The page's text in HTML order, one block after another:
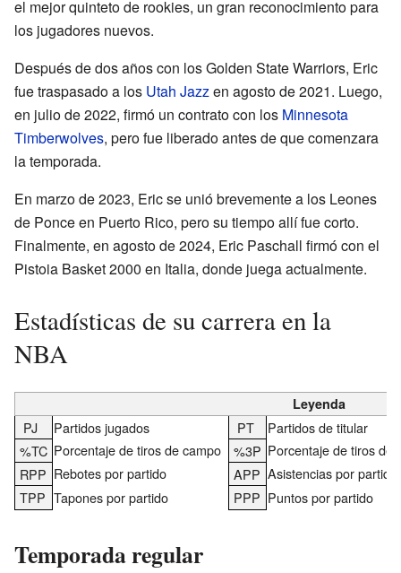
el mejor quinteto de rookies, un gran reconocimiento para
los jugadores nuevos.
Después de dos años con los Golden State Warriors, Eric
fue traspasado a los Utah Jazz en agosto de 2021. Luego,
en julio de 2022, firmó un contrato con los Minnesota
Timberwolves, pero fue liberado antes de que comenzara
la temporada.
En marzo de 2023, Eric se unió brevemente a los Leones
de Ponce en Puerto Rico, pero su tiempo allí fue corto.
Finalmente, en agosto de 2024, Eric Paschall firmó con el
Pistoia Basket 2000 en Italia, donde juega actualmente.
Estadísticas de su carrera en la
NBA
Leyenda
PJ Partidos jugados PT
Partidos de titular
%TC Porcentaje de tiros de campo %3P Porcentaje de tiros de
RPP Rebotes por partido APP Asistencias por partido
TPP Tapones por partido PPP Puntos por partido
Temporada regular